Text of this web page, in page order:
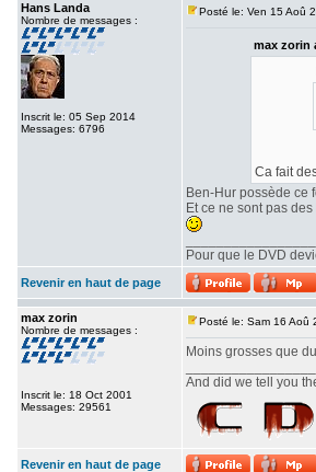
Hans Landa
Nombre de messages :
Inscrit le: 05 Sep 2014
Messages: 6796
Posté le: Ven 15 Aoû
max zorin
Ca fait
Ben-Hur possède ce
Et ce ne sont pas
Pour que le DVD
Revenir en haut de page
max zorin
Nombre de messages :
Inscrit le: 18 Oct 2001
Messages: 29561
Posté le: Sam 16 Aoû
Moins grosses que
And did we tell you
Revenir en haut de page